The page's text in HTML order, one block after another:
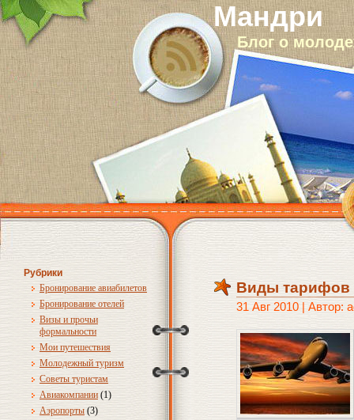
Мандри
Блог о
Рубрики
Бронирование авиабилетов
Бронирование отелей
Визы и прочьи
формальности
Мои путешествия
Молодежный туризм
Советы туристам
Авиакомпании (1)
Аэропорты (3)
Виды тарифов
31 Авг 2010 | Автор: